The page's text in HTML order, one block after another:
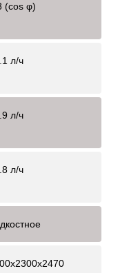
(cos φ)
л/ч
л/ч
л/ч